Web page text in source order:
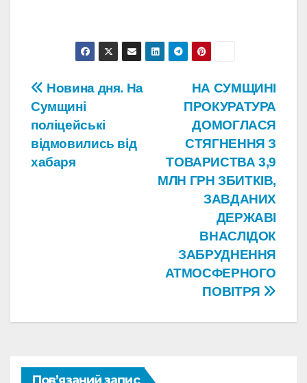
Навігація
записів
НА СУМЩИНІ
ПРОКУРАТУРА
ДОМОГЛАСЯ
СТЯГНЕННЯ З
ТОВАРИСТВА 3,9
МЛН ГРН ЗБИТКІВ,
ЗАВДАНИХ
ДЕРЖАВІ
ВНАСЛІДОК
ЗАБРУДНЕННЯ
АТМОСФЕРНОГО
ПОВІТРЯ
Новина дня. На
Сумщині
поліцейські
відмовились від
хабаря